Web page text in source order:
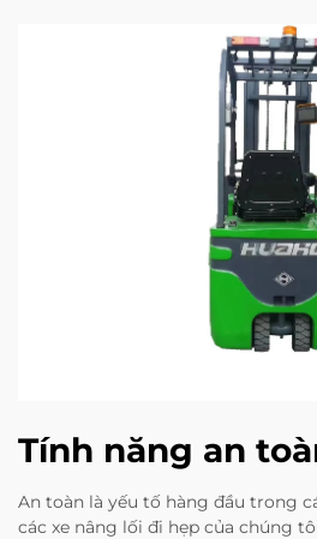
Tính năng an
An toàn là yếu tố hàng đầu trong
các xe nâng lối đi hẹp của chúng